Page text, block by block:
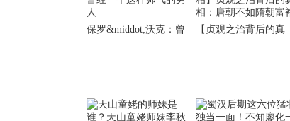
保罗&middot;沃克：曾
【贞观之治背后的真